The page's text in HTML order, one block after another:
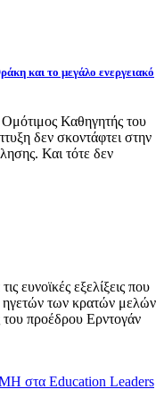
και το μεγάλο ενεργειακό
Καθηγητής του
δεν σκοντάφτει στην
Και τότε δεν
ευνοϊκές εξελίξεις που
των κρατών μελών
προέδρου Ερντογάν
στα Education Leaders